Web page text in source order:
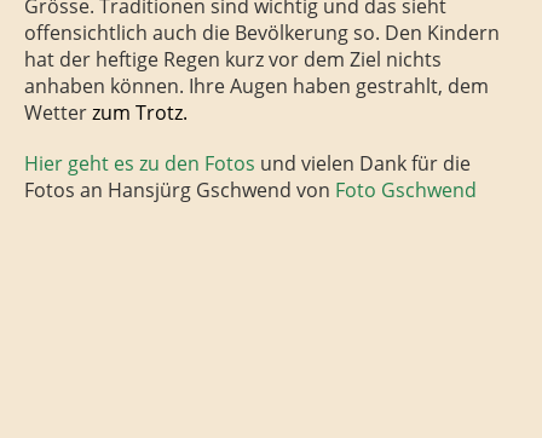
Grösse. Traditionen sind wichtig und das sieht
offensichtlich auch die Bevölkerung so. Den Kindern
hat der heftige Regen kurz vor dem Ziel nichts
anhaben können. Ihre Augen haben gestrahlt, dem
Wetterzum Trotz.
Hier geht es zu den Fotos und vielen Dank für die
Fotos an Hansjürg Gschwend von Foto Gschwend